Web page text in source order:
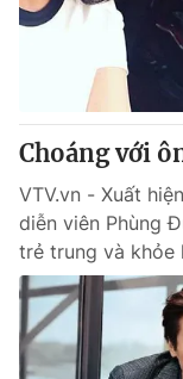
Choáng với
VTV.vn - Xuất
diễn viên Phùng
trẻ trung và khỏe